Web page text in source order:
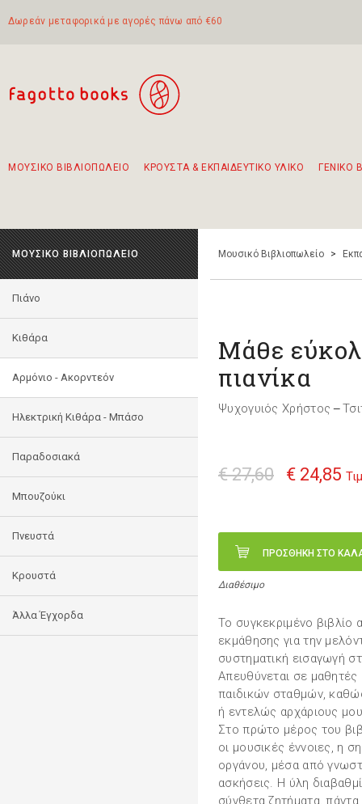
Δωρεάν μεταφορικά με αγορές πάνω από €60
ΜΟΥΣΙΚΟ ΒΙΒΛΙΟΠΩΛΕΙΟ ΚΡΟΥΣΤΑ & ΕΚΠΑΙΔΕΥΤΙΚΟ ΥΛΙΚΟ ΓΕΝΙΚΟ
ΜΟΥΣΙΚΟ ΒΙΒΛΙΟΠΩΛΕΙΟ
Πιάνο
Κιθάρα
Αρμόνιο - Ακορντεόν
Ηλεκτρική Κιθάρα - Μπάσο
Παραδοσιακά
Μπουζούκι
Πνευστά
Κρουστά
Άλλα Έγχορδα
Μουσικό Βιβλιοπωλείο >
Μάθε
πιανίκα
Ψυχογυιός Χρήστος —
€ 27,60 € 24,85
ΠΡΟΣΘΗΚΗ ΣΤΟ
Διαθέσιμο
Το συγκεκριμένο
εκμάθησης για την
συστηματική εισαγωγή
Απευθύνεται σε
παιδικών σταθμών,
ή εντελώς αρχάριους
Στο πρώτο μέρος του
οι μουσικές έννοιες, η
οργάνου, μέσα από
ασκήσεις. Η ύλη
σύνθετα ζητήματα,